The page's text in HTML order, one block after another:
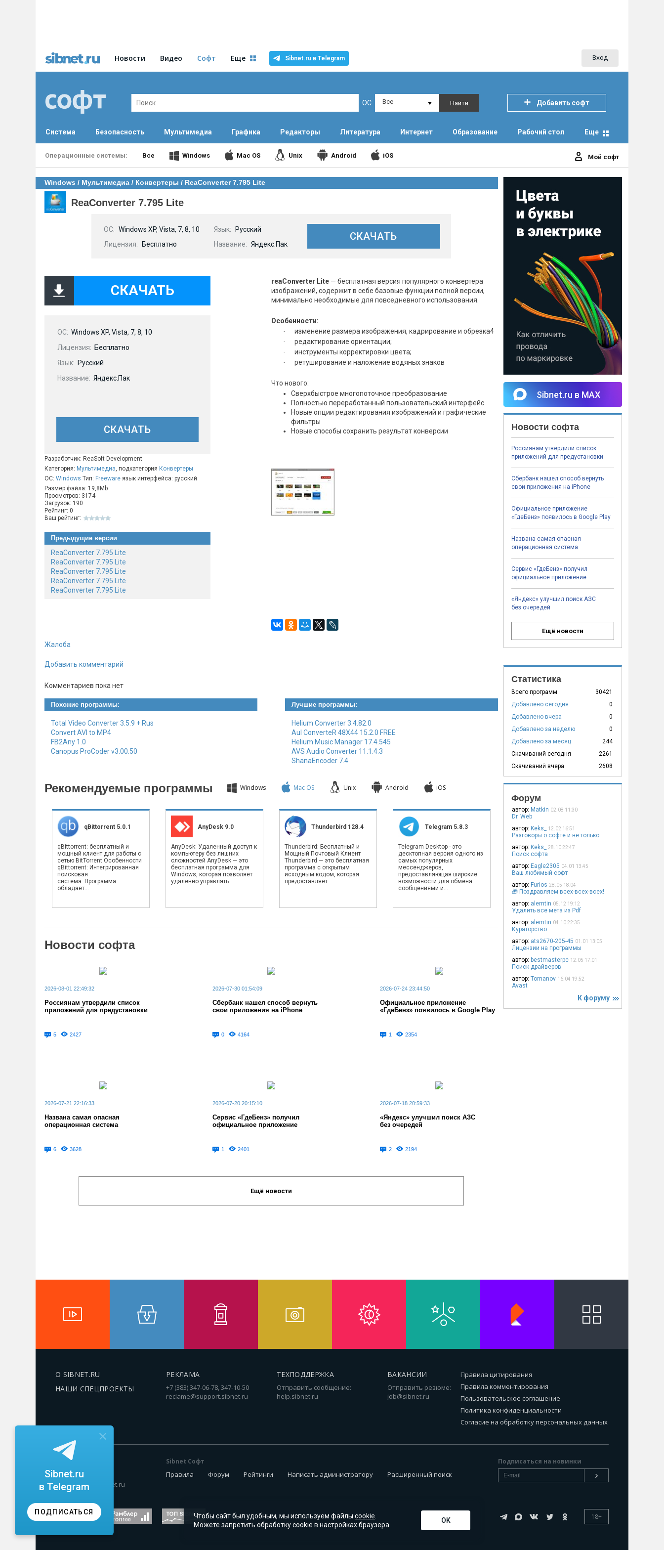
Новости Видео Софт Еще Sibnet.ru в Telegram Вход
ОС Все Найти Добавить софт
Система Безопасность Мультимедиа Графика Редакторы Литература Интернет Образование Рабочий стол Еще
Все Windows Mac OS Unix Android iOS Мой софт
Windows / Мультимедиа / Конвертеры / ReaConverter 7.795 Lite
ReaConverter 7.795 Lite
СКАЧАТЬ
OC: Windows XP, Vista, 7, 8, 10
Лицензия:
Бесплатно
Язык:
Русский
Название: Яндекс.Пак
reaConverter Lite — бесплатная версия популярного конвертера
изображений, содержит в себе базовые функции полной версии,
минимально необходимые для повседневного использования.
Особенности:
· изменение размера изображения, кадрирование и обрезка4
· редактирование ориентации;
· инструменты корректировки цвета;
· ретуширование и наложение водяных знаков
Что нового:
Сверхбыстрое многопоточное преобразование
Полностью переработанный пользовательский интерфейс
Новые опции редактирования изображений и графические
фильтры
Новые способы сохранить результат конверсии
СКАЧАТЬ
СКАЧАТЬ
OC: Windows XP, Vista, 7, 8, 10
Лицензия: Бесплатно
Язык: Русский
Название: Яндекс.Пак
Разработчик: ReaSoft Development
Категория: Мультимедиа, подкатегория Конвертеры
ОС: Windows Тип: Freeware язык интерфейса: русский
Размер файла: 19,8Mb
Просмотров: 3174
Загрузок: 190
Рейтинг: 0
Ваш рейтинг:
Предыдущие версии
ReaConverter 7.795 Lite
ReaConverter 7.795 Lite
ReaConverter 7.795 Lite
ReaConverter 7.795 Lite
ReaConverter 7.795 Lite
Жалоба
Добавить комментарий
Комментариев пока нет
Похожие программы:
Total Video Converter 3.5.9 + Rus
Convert AVI to MP4
FB2Any 1.0
Canopus ProCoder v3.00.50
Лучшие программы:
Helium Converter 3.4.82.0
AuI ConverteR 48X44 15.2.0 FREE
Helium Music Manager 17.4.545
AVS Audio Converter 11.1.4.3
ShanaEncoder 7.4
Рекомендуемые программы Windows Mac OS Unix Android iOS
qBittorrent 5.0.1
qBittorrent: бесплатный и
мощный клиент для работы с
сетью BitTorrent Особенности
qBittorrent: Интегрированная
поисковая
система: Программа
обладает...
AnyDesk 9.0
AnyDesk: Удаленный доступ к
компьютеру без лишних
сложностей AnyDesk — это
бесплатная программа для
Windows, которая позволяет
удаленно управлять...
Thunderbird 128.4
Thunderbird: Бесплатный и
Мощный Почтовый Клиент
Thunderbird — это бесплатная
программа с открытым
исходным кодом, которая
предоставляет...
Telegram 5.8.3
Telegram Desktop - это
десктопная версия одного из
самых популярных
мессенджеров,
предоставляющая широкие
возможности для обмена
сообщениями и...
Новости софта
2026-08-01 22:49:32
Россиянам утвердили список
приложений для предустановки
5 2427
2026-07-30 01:54:09
Сбербанк нашел способ вернуть
свои приложения на iPhone
0 4164
2026-07-24 23:44:50
Официальное приложение
«ГдеБенз» появилось в Google Play
1 2354
2026-07-21 22:16:33
Названа самая опасная
операционная система
6 3628
2026-07-20 20:15:10
Сервис «ГдеБенз» получил
официальное приложение
1 2401
2026-07-18 20:59:33
«Яндекс» улучшил поиск АЗС
без очередей
2 2194
Ещё новости
Sibnet.ru в MAX
Новости софта
Россиянам утвердили список
приложений для предустановки
Сбербанк нашел способ вернуть
свои приложения на iPhone
Официальное приложение
«ГдеБенз» появилось в Google Play
Названа самая опасная
операционная система
Сервис «ГдеБенз» получил
официальное приложение
«Яндекс» улучшил поиск АЗС
без очередей
Ещё новости
Статистика
Всего программ
30421
Добавлено сегодня
0
Добавлено вчера
0
Добавлено за неделю
0
Добавлено за месяц
244
Скачиваний сегодня
2261
Скачиваний вчера
2608
Форум
автор: Matkin 02.08 11:30
Dr. Web
автор: Keks_ 12.02 16:51
Разговоры о софте и не только
автор: Keks_ 28.10 22:47
Поиск софта
автор: Eagle2305 04.01 13:45
Ваш любимый софт
автор: Furios 28.05 18:04
🎁 Поздравляем всех-всех-всех!
автор: alemtin 05.12 19:12
Удалить все мета из Pdf
автор: alemtin 04.10 22:35
Кураторство
автор: ats2670-205-45 01.01 13:05
Лицензии на программы
автор: bestmasterpc 12.05 17:01
Поиск драйверов
автор: Tomanov 16.04 19:52
Avast
К форуму
О SIBNET.RU
НАШИ СПЕЦПРОЕКТЫ
РЕКЛАМА
+7 (383) 347-06-78, 347-10-50
reclame@support.sibnet.ru
ТЕХПОДДЕРЖКА
Отправить сообщение:
help.sibnet.ru
ВАКАНСИИ
Отправить резюме:
job@sibnet.ru
Правила цитирования
Правила комментирования
Пользовательское соглашение
Политика конфиденциальности
Согласие на обработку персональных данных
РЕДАКЦИЯ
+7 (383) 347-86-84
soft@support.sibnet.ru
Sibnet Софт
Правила Форум Рейтинги Написать администратору Расширенный поиск
Подписаться на новинки
18+
Чтобы сайт был удобным, мы используем файлы cookie
Можете запретить обработку cookie в настройках браузера
OK
Sibnet.ru
в Telegram
ПОДПИСАТЬСЯ